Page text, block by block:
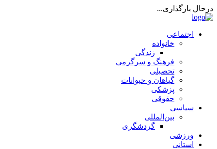
درحال بارگذاری...
اجتماعی
خانواده
زندگی
فرهنگ و سرگرمی
تحصیلی
گیاهان و حیوانات
پزشکی
حقوقی
سیاسی
بین‌المللی
گردشگری
ورزشی
استانی